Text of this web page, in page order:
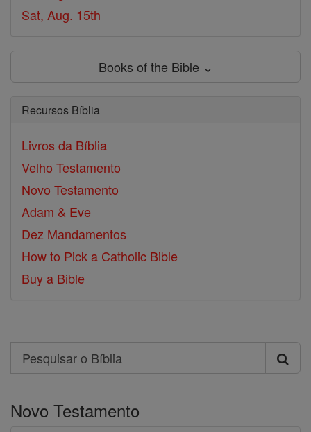
Sat, Aug. 15th
Books of the Bible ⌄
Recursos Bíblia
Livros da Bíblia
Velho Testamento
Novo Testamento
Adam & Eve
Dez Mandamentos
How to Pick a Catholic Bible
Buy a Bible
Search
Pesquisar
Bíblia
Novo Testamento